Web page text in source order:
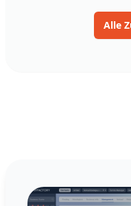
Alle